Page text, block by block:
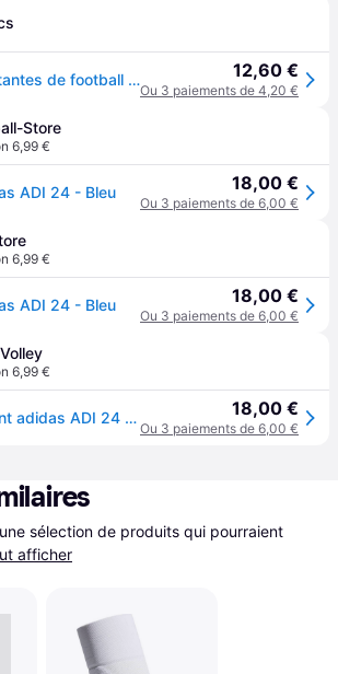
Chaussettes montantes de football adidas 24 AEROREADY - Bleu Royal 12,60 €
Ou 3 paiements de 4,20 €
Store
6,99 €
ADI 24 - Bleu 18,00 €
Ou 3 paiements de 6,00 €
6,99 €
ADI 24 - Bleu 18,00 €
Ou 3 paiements de 6,00 €
6,99 €
Chaussettes enfant adidas ADI 24 - Bleu 18,00 €
Ou 3 paiements de 6,00 €
sélection de produits qui pourraient
afficher